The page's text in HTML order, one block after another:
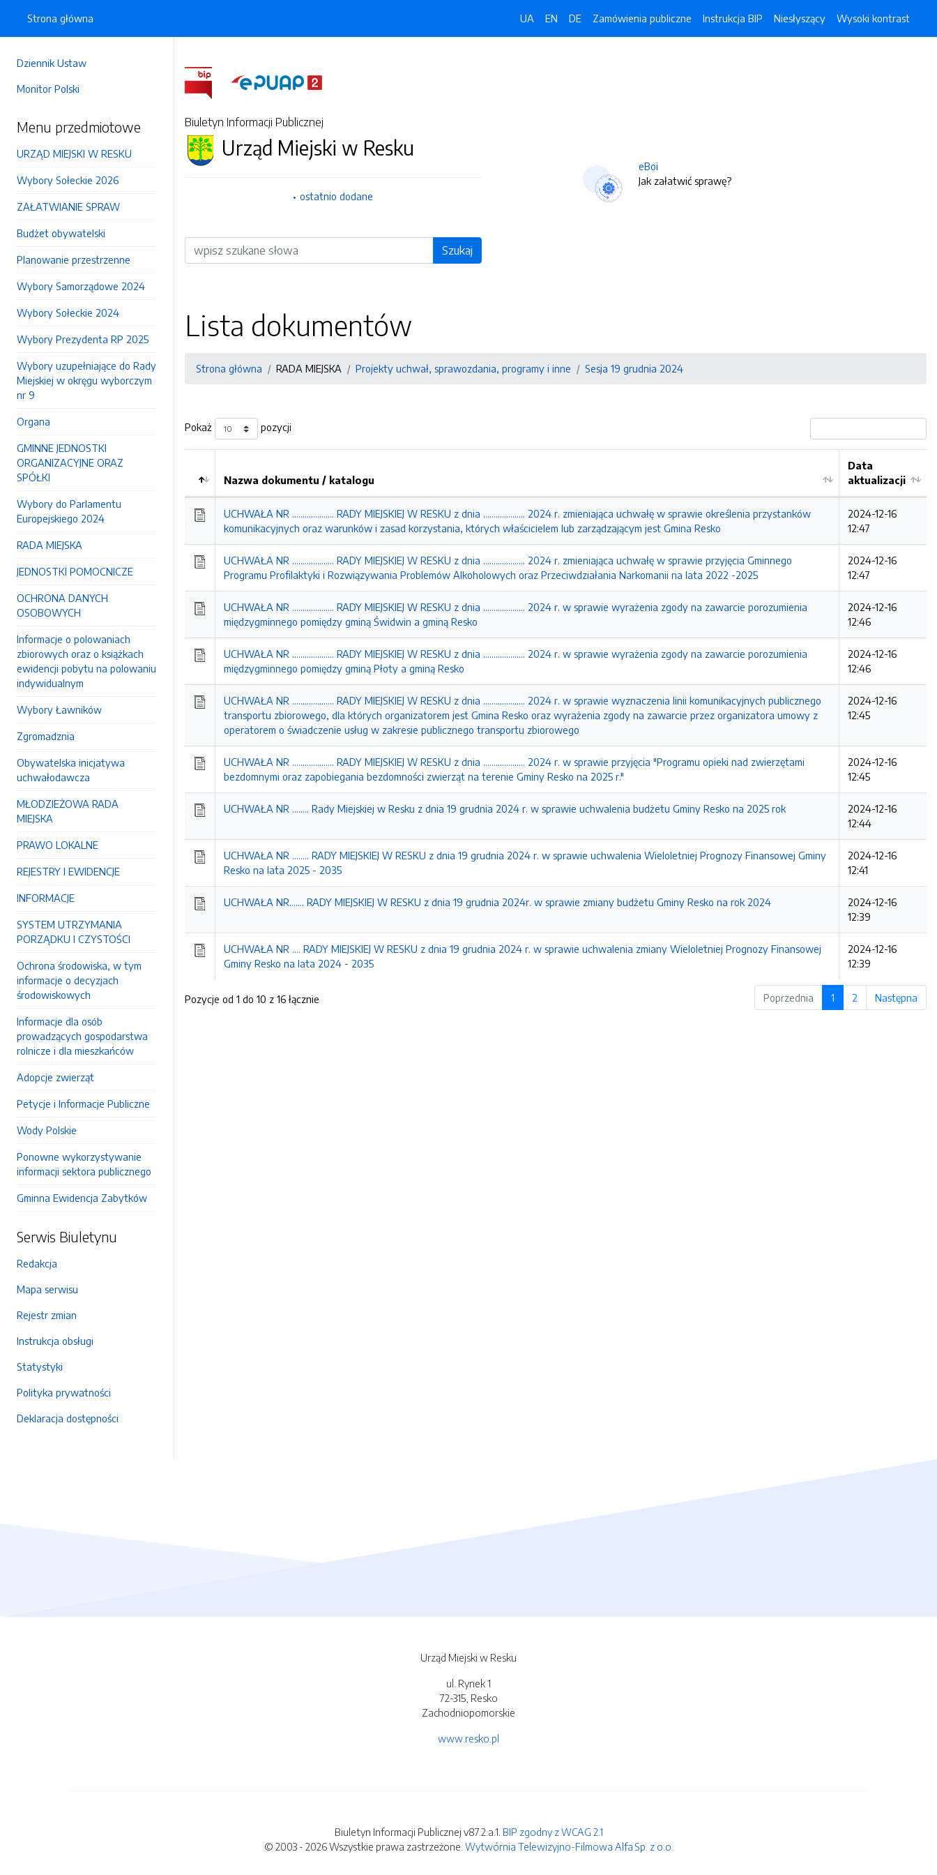
Dziennik Ustaw
Monitor Polski
Menu przedmiotowe
URZĄD MIEJSKI W RESKU
Wybory Sołeckie 2026
ZAŁATWIANIE SPRAW
Budżet obywatelski
Planowanie przestrzenne
Wybory Samorządowe 2024
Wybory Sołeckie 2024
Wybory Prezydenta RP 2025
Wybory uzupełniające do Rady
Miejskiej w okręgu wyborczym
nr 9
Organa
GMINNE JEDNOSTKI
ORGANIZACYJNE ORAZ
SPÓŁKI
Wybory do Parlamentu
Europejskiego 2024
RADA MIEJSKA
JEDNOSTKI POMOCNICZE
OCHRONA DANYCH
OSOBOWYCH
Informacje o polowaniach
zbiorowych oraz o książkach
ewidencji pobytu na polowaniu
indywidualnym
Wybory Ławników
Zgromadznia
Obywatelska inicjatywa
uchwałodawcza
MŁODZIEŻOWA RADA
MIEJSKA
PRAWO LOKALNE
REJESTRY I EWIDENCJE
INFORMACJE
SYSTEM UTRZYMANIA
PORZĄDKU I CZYSTOŚCI
Ochrona środowiska, w tym
informacje o decyzjach
środowiskowych
Informacje dla osób
prowadzących gospodarstwa
rolnicze i dla mieszkańców
Adopcje zwierząt
Petycje i Informacje Publiczne
Wody Polskie
Ponowne wykorzystywanie
informacji sektora publicznego
Gminna Ewidencja Zabytków
Serwis Biuletynu
Redakcja
Mapa serwisu
Rejestr zmian
Instrukcja obsługi
Statystyki
Polityka prywatności
Deklaracja dostępności
Strona główna UA EN DE Zamówienia publiczne Instrukcja BIP Niesłyszący Wysoki kontrast
Biuletyn Informacji Publicznej
Urząd Miejski w Resku
ostatnio dodane
Wyszukiwarka Szukaj
eBoi
Jak załatwić sprawę?
Lista dokumentów
Strona główna RADA MIEJSKA Projekty uchwał, sprawozdania, programy i inne Sesja 19 grudnia 2024
Pokaż pozycji
Nazwa dokumentu / katalogu
Data
aktualizacji
UCHWAŁA NR .................... RADY MIEJSKIEJ W RESKU z dnia .................... 2024 r. zmieniająca uchwałę w sprawie określenia przystanków
komunikacyjnych oraz warunków i zasad korzystania, których właścicielem lub zarządzającym jest Gmina Resko
2024-12-16
12:47
UCHWAŁA NR .................... RADY MIEJSKIEJ W RESKU z dnia .................... 2024 r. zmieniająca uchwałę w sprawie przyjęcia Gminnego
Programu Profilaktyki i Rozwiązywania Problemów Alkoholowych oraz Przeciwdziałania Narkomanii na lata 2022 -2025
2024-12-16
12:47
UCHWAŁA NR .................... RADY MIEJSKIEJ W RESKU z dnia .................... 2024 r. w sprawie wyrażenia zgody na zawarcie porozumienia
międzygminnego pomiędzy gminą Świdwin a gminą Resko
2024-12-16
12:46
UCHWAŁA NR .................... RADY MIEJSKIEJ W RESKU z dnia .................... 2024 r. w sprawie wyrażenia zgody na zawarcie porozumienia
międzygminnego pomiędzy gminą Płoty a gminą Resko
2024-12-16
12:46
UCHWAŁA NR .................... RADY MIEJSKIEJ W RESKU z dnia .................... 2024 r. w sprawie wyznaczenia linii komunikacyjnych publicznego
transportu zbiorowego, dla których organizatorem jest Gmina Resko oraz wyrażenia zgody na zawarcie przez organizatora umowy z
operatorem o świadczenie usług w zakresie publicznego transportu zbiorowego
2024-12-16
12:45
UCHWAŁA NR .................... RADY MIEJSKIEJ W RESKU z dnia .................... 2024 r. w sprawie przyjęcia "Programu opieki nad zwierzętami
bezdomnymi oraz zapobiegania bezdomności zwierząt na terenie Gminy Resko na 2025 r."
2024-12-16
12:45
UCHWAŁA NR ........ Rady Miejskiej w Resku z dnia 19 grudnia 2024 r. w sprawie uchwalenia budżetu Gminy Resko na 2025 rok
2024-12-16
12:44
UCHWAŁA NR ........ RADY MIEJSKIEJ W RESKU z dnia 19 grudnia 2024 r. w sprawie uchwalenia Wieloletniej Prognozy Finansowej Gminy
Resko na lata 2025 - 2035
2024-12-16
12:41
UCHWAŁA NR....... RADY MIEJSKIEJ W RESKU z dnia 19 grudnia 2024r. w sprawie zmiany budżetu Gminy Resko na rok 2024
2024-12-16
12:39
UCHWAŁA NR .... RADY MIEJSKIEJ W RESKU z dnia 19 grudnia 2024 r. w sprawie uchwalenia zmiany Wieloletniej Prognozy Finansowej
Gminy Resko na lata 2024 - 2035
2024-12-16
12:39
Pozycje od 1 do 10 z 16 łącznie Poprzednia 1 2 Następna
Urząd Miejski w Resku
ul. Rynek 1
72-315, Resko
Zachodniopomorskie
www.resko.pl
Biuletyn Informacji Publicznej v87.2.a.1. BIP zgodny z WCAG 2.1
© 2003 - 2026 Wszystkie prawa zastrzeżone. Wytwórnia Telewizyjno-Filmowa Alfa Sp. z o.o.